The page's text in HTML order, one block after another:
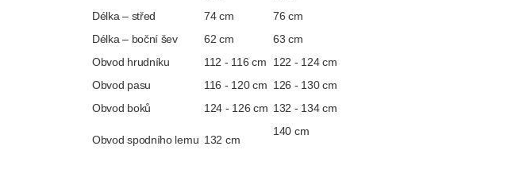
Délka – střed
74 cm
76 cm
Délka – boční šev
62 cm
63 cm
Obvod hrudníku
112 - 116 cm
122 - 124 cm
Obvod pasu
116 - 120 cm 126 - 130 cm
Obvod boků
124 - 126 cm 132 - 134 cm
Obvod spodního lemu 132 cm
140 cm